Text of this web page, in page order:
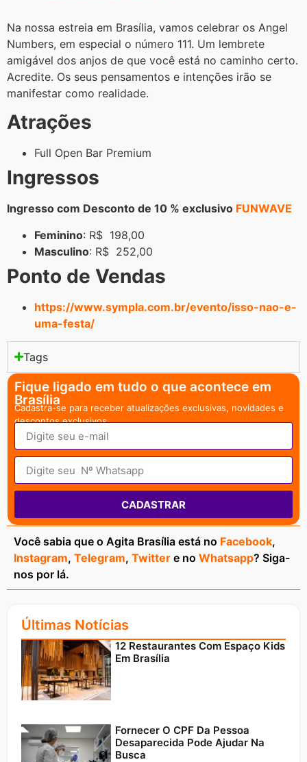
Na nossa estreia em Brasília, vamos celebrar os Angel
Numbers, em especial o número 111. Um lembrete
amigável dos anjos de que você está no caminho certo.
Acredite. Os seus pensamentos e intenções irão se
manifestar como realidade.
Atrações
Full Open Bar Premium
Ingressos
Ingresso com Desconto de 10 % exclusivo FUNWAVE
Feminino: R$ 198,00
Masculino: R$ 252,00
Ponto de Vendas
https://www.sympla.com.br/evento/isso-nao-e-
uma-festa/
Tags
Fique ligado em tudo o que acontece em
Brasília
Cadastra-se para receber atualizações exclusivas, novidades e
descontos exclusivos.
CADASTRAR
Você sabia que o Agita Brasília está no Facebook,
Instagram, Telegram, Twitter e no Whatsapp? Siga-
nos por lá.
Últimas Notícias
12 Restaurantes Com Espaço Kids
Em Brasília
Fornecer O CPF Da Pessoa
Desaparecida Pode Ajudar Na
Busca